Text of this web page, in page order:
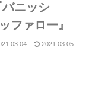
ニッシ
ファロー』
2021.03.05